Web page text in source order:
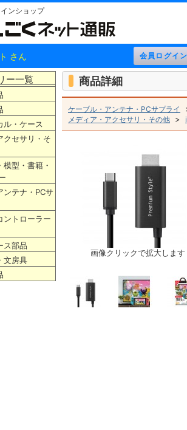
ンショップ
さん
ー一覧
ル・ケース
クセサリ・そ
型・書籍・
ンテナ・PCサ
ントローラー
ス部品
文房具
商品詳細
ケーブル・アンテナ・PCサプライ
メディア・アクセサリ・その他 >
画像クリックで拡大します